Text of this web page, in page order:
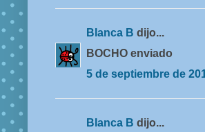
Blanca B dijo...
BOCHO enviado
5 de septiembre de
Blanca B dijo...